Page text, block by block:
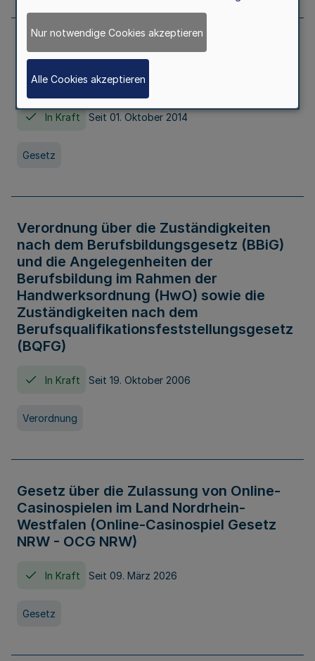
Gesetz über die Hochschulen des Landes
Nordrhein-Westfalen (Hochschulgesetz -
HG)
In Kraft Seit 01. Oktober 2014
Gesetz
Verordnung über die Zuständigkeiten
nach dem Berufsbildungsgesetz (BBiG)
und die Angelegenheiten der
Berufsbildung im Rahmen der
Handwerksordnung (HwO) sowie die
Zuständigkeiten nach dem
Berufsqualifikationsfeststellungsgesetz
(BQFG)
In Kraft Seit 19. Oktober 2006
Verordnung
Gesetz über die Zulassung von Online-
Casinospielen im Land Nordrhein-
Westfalen (Online-Casinospiel Gesetz
NRW - OCG NRW)
In Kraft Seit 09. März 2026
Gesetz
Nur notwendige Cookies akzeptieren
Alle Cookies akzeptieren